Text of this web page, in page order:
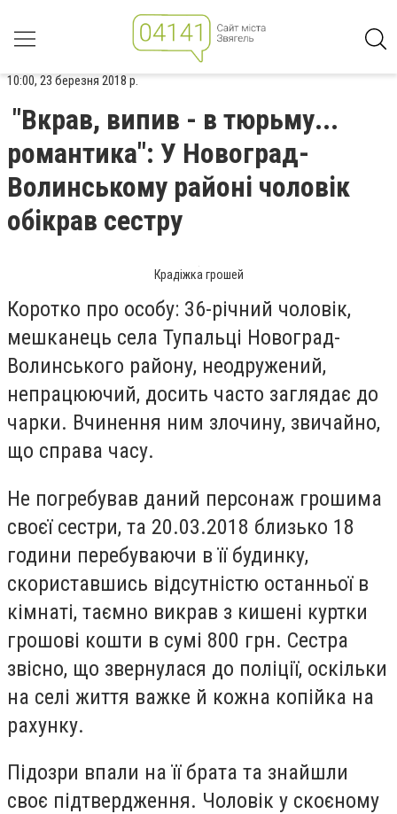
10:00, 23 березня 2018 р.
"Вкрав, випив - в тюрьму...
романтика": У Новоград-
Волинському районі чоловік
обікрав сестру
Крадіжка грошей
Коротко про особу: 36-річний чоловік,
мешканець села Тупальці Новоград-
Волинського району, неодружений,
непрацюючий, досить часто заглядає до
чарки. Вчинення ним злочину, звичайно,
що справа часу.
Не погребував даний персонаж грошима
своєї сестри, та 20.03.2018 близько 18
години перебуваючи в її будинку,
скориставшись відсутністю останньої в
кімнаті, таємно викрав з кишені куртки
грошові кошти в сумі 800 грн. Сестра
звісно, що звернулася до поліції, оскільки
на селі життя важке й кожна копійка на
рахунку.
Підозри впали на її брата та знайшли
своє підтвердження. Чоловік у скоєному